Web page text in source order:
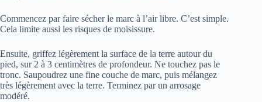
Commencez par faire sécher le marc à l’air libre. C’est simple.
Cela limite aussi les risques de moisissure.
Ensuite, griffez légèrement la surface de la terre autour du
pied, sur 2 à 3 centimètres de profondeur. Ne touchez pas le
tronc. Saupoudrez une fine couche de marc, puis mélangez
très légèrement avec la terre. Terminez par un arrosage
modéré.